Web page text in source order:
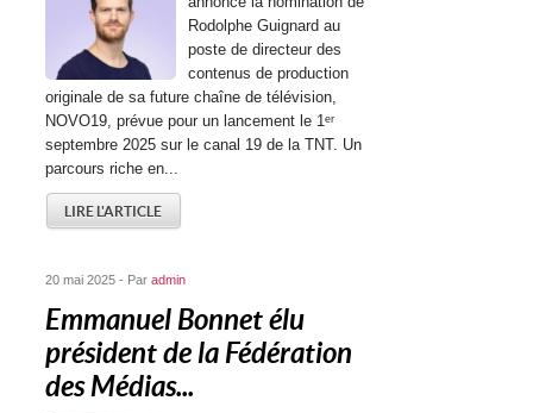
Rodolphe Guignard au
poste de directeur des
contenus de production
originale de sa future chaîne de télévision,
NOVO19, prévue pour un lancement le 1ᵉʳ
septembre 2025 sur le canal 19 de la TNT. Un
parcours riche en...
LIRE L'ARTICLE
20 mai 2025 - Paradmin
Emmanuel Bonnet élu
président de la Fédération
des Médias...